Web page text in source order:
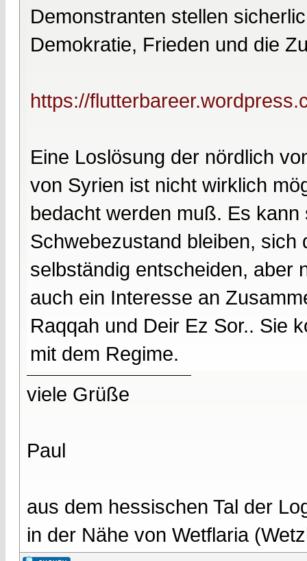
Demonstranten stellen
Demokratie, Frieden und die
https://
Eine Loslösung der nördlich
von Syrien ist nicht wirklich
bedacht werden muß. Es
Schwebezustand bleiben,
selbständig entscheiden, aber
auch ein Interesse an
Raqqah und Deir Ez Sor.. Sie
mit dem Regime.
viele Grüße
Paul
aus dem hessischen Tal der
in der Nähe von Wetflaria